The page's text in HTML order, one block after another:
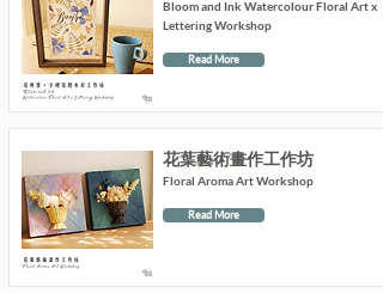
Bloom and Ink Watercolour Floral Art x
Lettering Workshop
Read More
花葉藝術畫作工作坊
Floral Aroma Art Workshop
Read More